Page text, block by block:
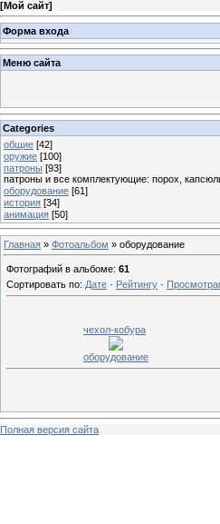
[Мой сайт]
Форма входа
Меню сайта
Categories
общие [42]
оружие [100]
патроны [93]
патроны и все комплектующие: порох,
оборудование [61]
история [34]
анимация [50]
Главная » Фотоальбом » оборудование
Фотографий в альбоме: 61
Сортировать по: Дате · Рейтингу ·
чехол-кобура
оборудование
Полная версия сайта